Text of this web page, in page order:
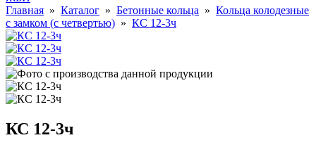
Главная » Каталог » Бетонные кольца » Кольца колодезные
с замком (с четвертью) » КС 12-3ч
КС 12-3ч